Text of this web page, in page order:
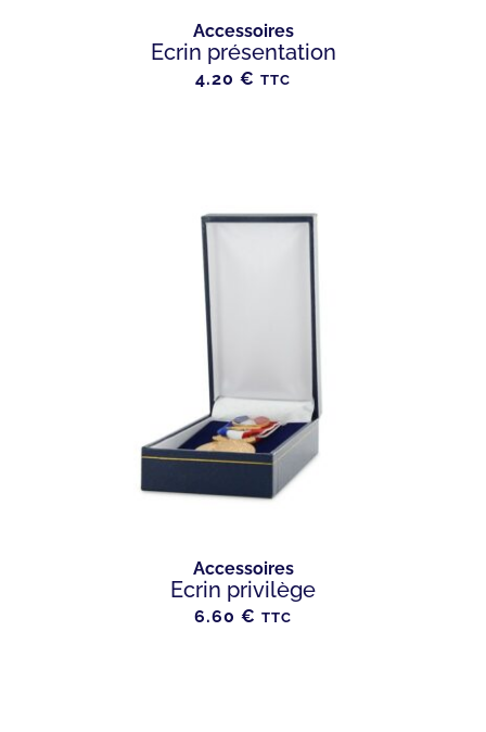
Accessoires
Ecrin présentation
4.20 € TTC
Accessoires
Ecrin privilège
6.60 € TTC